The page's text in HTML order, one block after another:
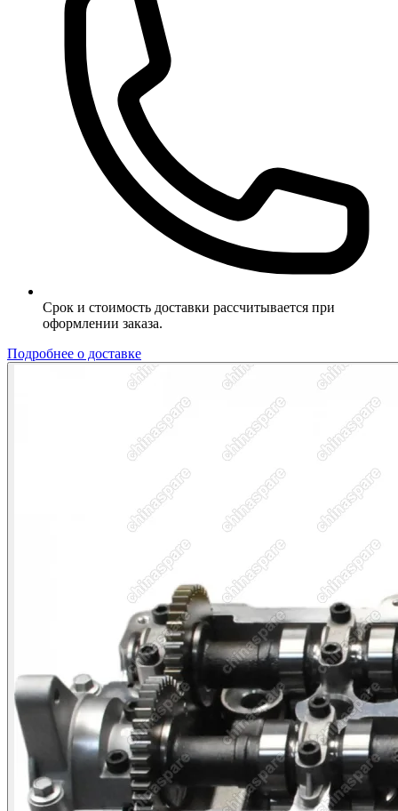
Срок и стоимость доставки рассчитывается при
оформлении заказа.
Подробнее о доставке